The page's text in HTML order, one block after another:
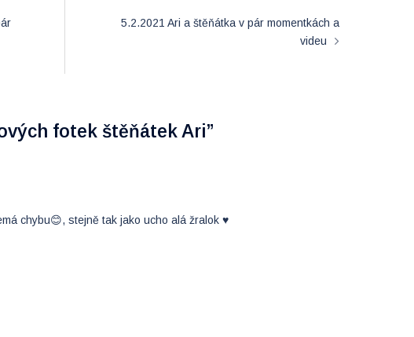
5.2.2021 Ari a štěňátka v pár momentkách a
videu
fotek štěňátek Ari”
chybu😊, stejně tak jako ucho alá žralok ♥️